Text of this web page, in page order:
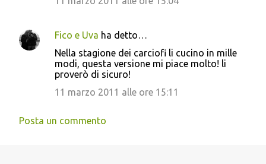
Fico e Uva ha detto…
Nella stagione dei carciofi li cucino in mille
modi, questa versione mi piace molto! li
proverò di sicuro!
11 marzo 2011 alle ore 15:11
Posta un commento